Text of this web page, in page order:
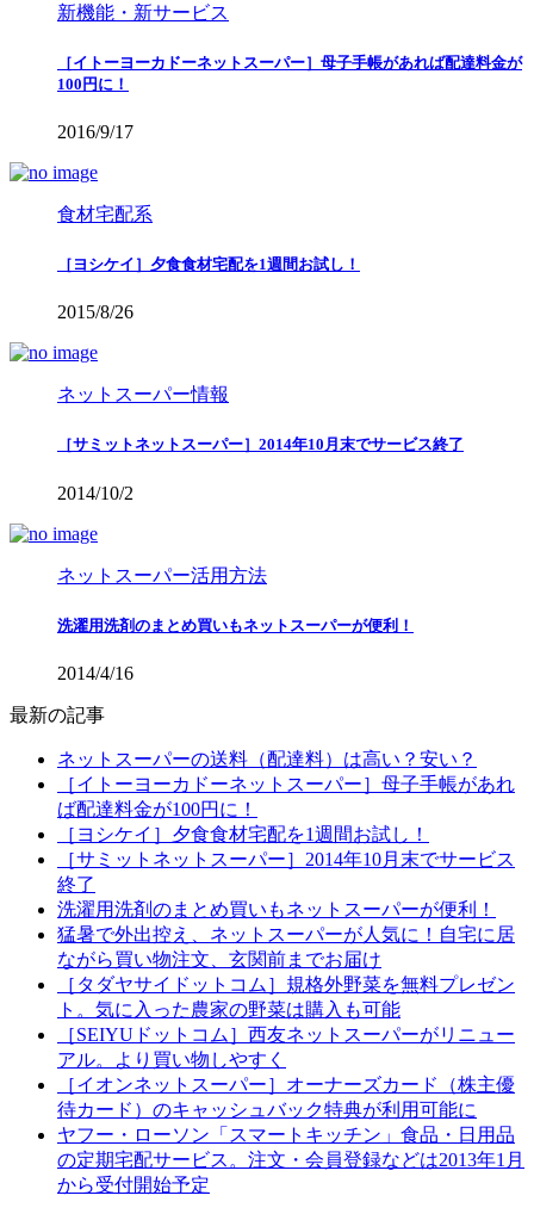
新機能・新サービス
［イトーヨーカドーネットスーパー］母子手帳があれば配達料金が
100円に！
2016/9/17
食材宅配系
［ヨシケイ］夕食食材宅配を1週間お試し！
2015/8/26
ネットスーパー情報
［サミットネットスーパー］2014年10月末でサービス終了
2014/10/2
ネットスーパー活用方法
洗濯用洗剤のまとめ買いもネットスーパーが便利！
2014/4/16
最新の記事
ネットスーパーの送料（配達料）は高い？安い？
［イトーヨーカドーネットスーパー］母子手帳があれ
ば配達料金が100円に！
［ヨシケイ］夕食食材宅配を1週間お試し！
［サミットネットスーパー］2014年10月末でサービス
終了
洗濯用洗剤のまとめ買いもネットスーパーが便利！
猛暑で外出控え、ネットスーパーが人気に！自宅に居
ながら買い物注文、玄関前までお届け
［タダヤサイドットコム］規格外野菜を無料プレゼン
ト。気に入った農家の野菜は購入も可能
［SEIYUドットコム］西友ネットスーパーがリニュー
アル。より買い物しやすく
［イオンネットスーパー］オーナーズカード（株主優
待カード）のキャッシュバック特典が利用可能に
ヤフー・ローソン「スマートキッチン」食品・日用品
の定期宅配サービス。注文・会員登録などは2013年1月
から受付開始予定